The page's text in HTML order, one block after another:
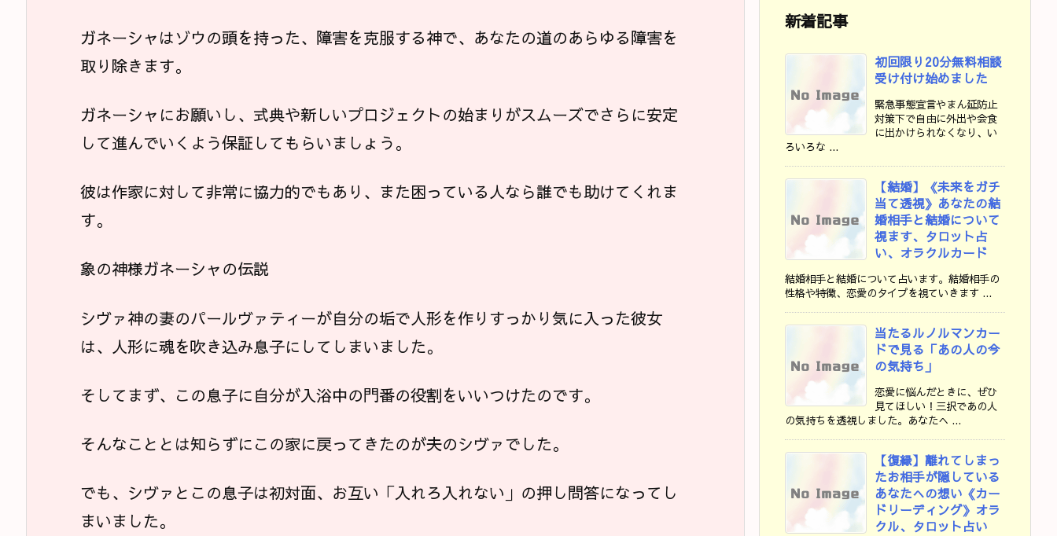
ガネーシャはゾウの頭を持った、障害を克服する神で、あなたの道のあらゆる障害を
取り除きます。
ガネーシャにお願いし、式典や新しいプロジェクトの始まりがスムーズでさらに安定
して進んでいくよう保証してもらいましょう。
彼は作家に対して非常に協力的でもあり、また困っている人なら誰でも助けてくれま
す。
象の神様ガネーシャの伝説
シヴァ神の妻のパールヴァティーが自分の垢で人形を作りすっかり気に入った彼女
は、人形に魂を吹き込み息子にしてしまいました。
そしてまず、この息子に自分が入浴中の門番の役割をいいつけたのです。
そんなこととは知らずにこの家に戻ってきたのが夫のシヴァでした。
でも、シヴァとこの息子は初対面、お互い「入れろ入れない」の押し問答になってし
まいました。
新着記事
初回限り20分無料相談
受け付け始めました
緊急事態宣言やまん延防止
対策下で自由に外出や会食
に出かけられなくなり、い
ろいろな ...
【結婚】《未来をガチ
当て透視》あなたの結
婚相手と結婚について
視ます、タロット占
い、オラクルカード
結婚相手と結婚について占います。結婚相手の
性格や特徴、恋愛のタイプを視ていきます ...
当たるルノルマンカー
ドで見る「あの人の今
の気持ち」
恋愛に悩んだときに、ぜひ
見てほしい！三択であの人
の気持ちを透視しました。あなたへ ...
【復縁】離れてしまっ
たお相手が隠している
あなたへの想い《カー
ドリーディング》オラ
クル、タロット占い